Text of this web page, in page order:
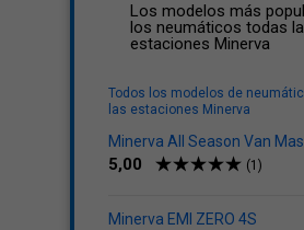
Los modelos más
los neumáticos todas
estaciones Minerva
Todos los modelos de
las estaciones Minerva
Minerva All Season Van
5,00 (1)
Minerva EMI ZERO 4S